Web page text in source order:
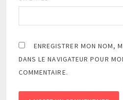
ENREGISTRER MON NOM,
DANS LE NAVIGATEUR POUR
COMMENTAIRE.